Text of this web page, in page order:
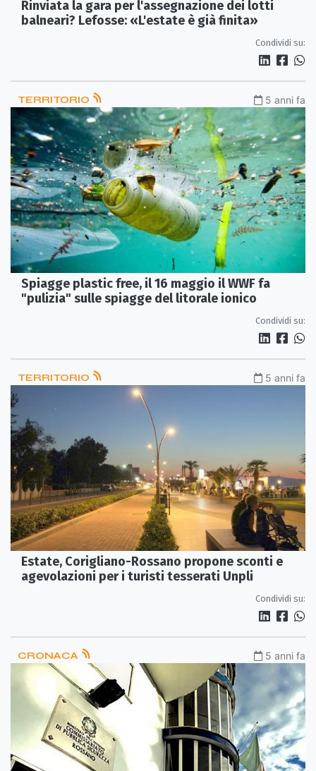
Rinviata la gara per l'assegnazione dei lotti
balneari? Lefosse: «L'estate è già finita»
Condividi su:
TERRITORIO 5 anni fa
Spiagge plastic free, il 16 maggio il WWF fa
"pulizia" sulle spiagge del litorale ionico
Condividi su:
TERRITORIO 5 anni fa
Estate, Corigliano-Rossano propone sconti e
agevolazioni per i turisti tesserati Unpli
Condividi su:
CRONACA 5 anni fa